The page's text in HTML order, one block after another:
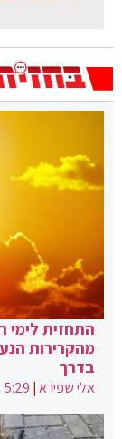
התחזית
מהקרירות
בדרך
אלי שפירא|
5:29